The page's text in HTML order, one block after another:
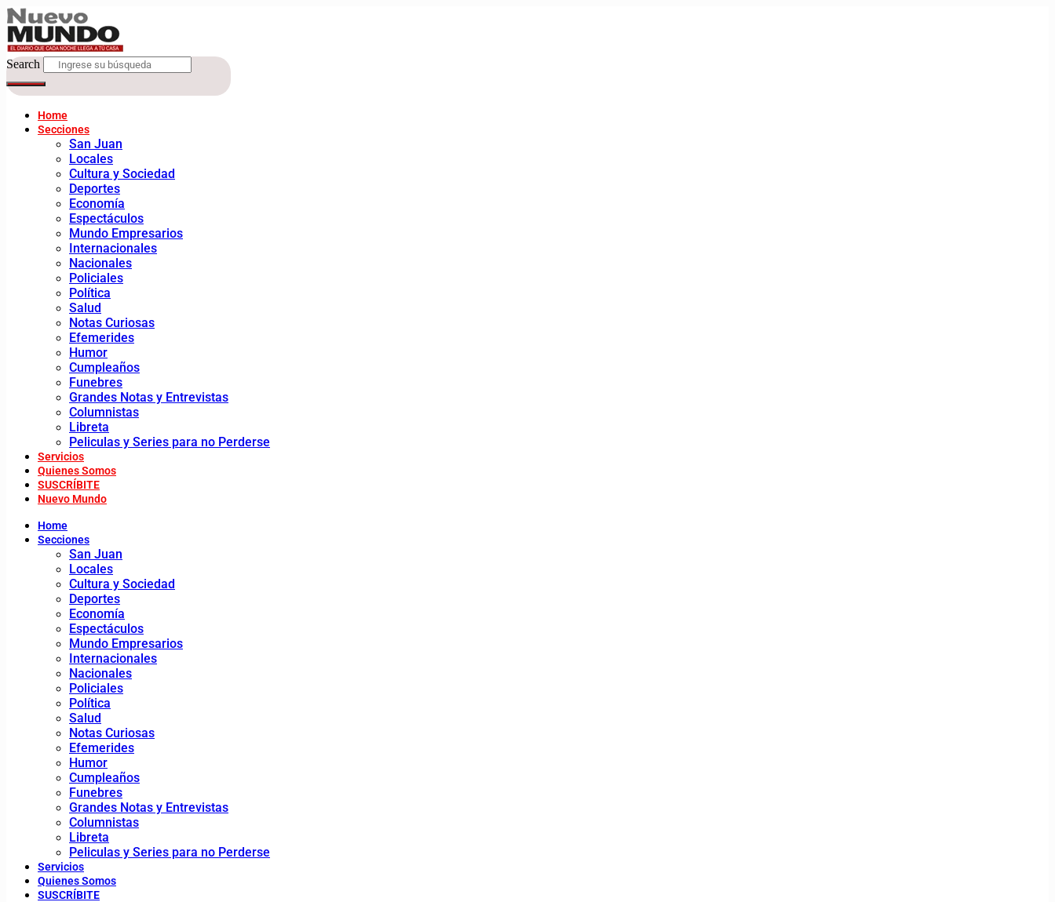
Search
Home
Secciones
San Juan
Locales
Cultura y Sociedad
Deportes
Economía
Espectáculos
Mundo Empresarios
Internacionales
Nacionales
Policiales
Política
Salud
Notas Curiosas
Efemerides
Humor
Cumpleaños
Funebres
Grandes Notas y Entrevistas
Columnistas
Libreta
Peliculas y Series para no Perderse
Servicios
Quienes Somos
SUSCRÍBITE
Nuevo Mundo
Home
Secciones
San Juan
Locales
Cultura y Sociedad
Deportes
Economía
Espectáculos
Mundo Empresarios
Internacionales
Nacionales
Policiales
Política
Salud
Notas Curiosas
Efemerides
Humor
Cumpleaños
Funebres
Grandes Notas y Entrevistas
Columnistas
Libreta
Peliculas y Series para no Perderse
Servicios
Quienes Somos
SUSCRÍBITE